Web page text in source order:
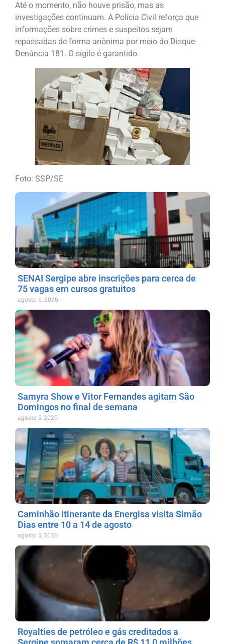
Até o momento, não houve prisão, mas as
investigações continuam. A Polícia Civil reforça que
informações sobre crimes e suspeitos sejam
repassadas de forma anônima por meio do Disque-
Denúncia 181. O sigilo é garantido.
Foto: SSP/SE
SENAI Sergipe abre inscrições para cerca de
75 vagas em cursos gratuitos
agosto 6, 2026
Samyra Show e Vitor Fernandes agitam São
Domingos no final de semana
agosto 5, 2026
Caminhão itinerante da Energisa visita Simão
Dias entre 10 a 14 de agosto
agosto 5, 2026
Royalties de petróleo e gás creditados a